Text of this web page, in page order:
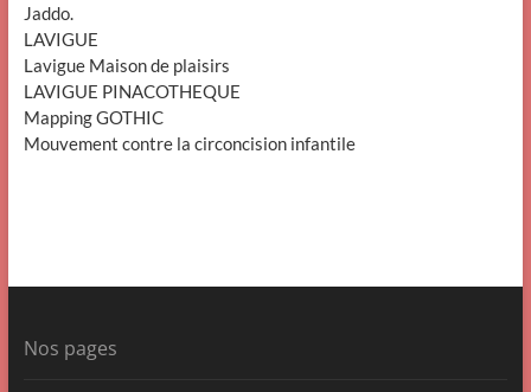
Jaddo.
LAVIGUE
Lavigue Maison de plaisirs
LAVIGUE PINACOTHEQUE
Mapping GOTHIC
Mouvement contre la circoncision infantile
Nos pages